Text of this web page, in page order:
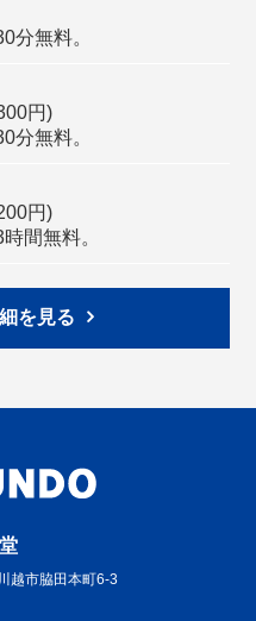
分無料。
円)
分無料。
円)
間無料。
を見る
越市脇田本町6-3